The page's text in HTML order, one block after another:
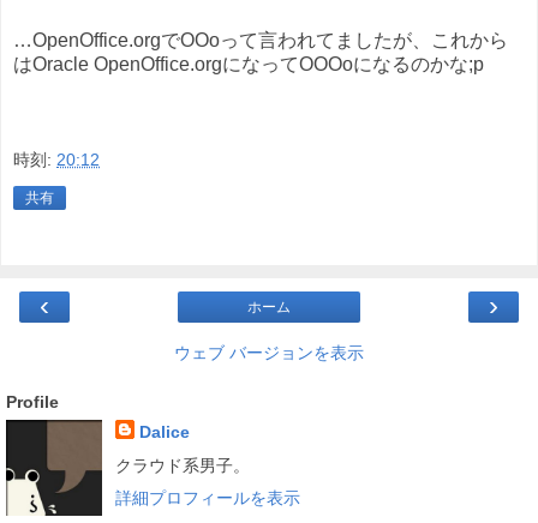
…OpenOffice.orgでOOoって言われてましたが、これから
はOracle OpenOffice.orgになってOOOoになるのかな;p
時刻: 20:12
共有
‹ ›
ホーム
ウェブ バージョンを表示
Profile
Dalice
クラウド系男子。
詳細プロフィールを表示